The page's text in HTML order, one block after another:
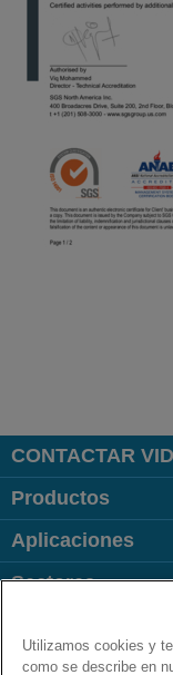
CONTACTAR
Productos
Aplicaciones
Sectores
Follow us on:
Utilizamos cookies y
como se describe en